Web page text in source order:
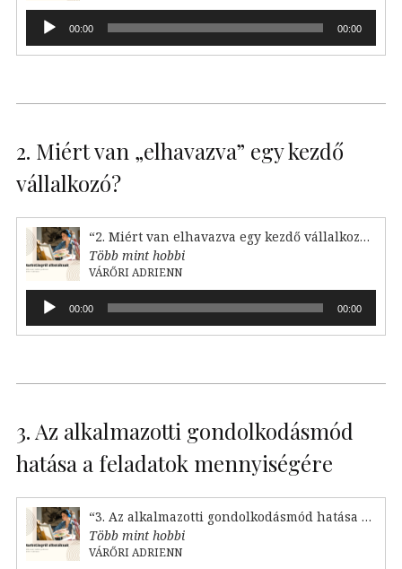
Audió
lejátszó00:00 00:00
2. Miért van „elhavazva” egy kezdő
vállalkozó?
“2. Miért van elhavazva egy kezdő vállalkozó?”
Több mint hobbi
VÁRŐRI ADRIENN
Audió
lejátszó00:00 00:00
3. Az alkalmazotti gondolkodásmód
hatása a feladatok mennyiségére
“3. Az alkalmazotti gondolkodásmód hatása a feladataink mennyiségére”
Több mint hobbi
VÁRŐRI ADRIENN